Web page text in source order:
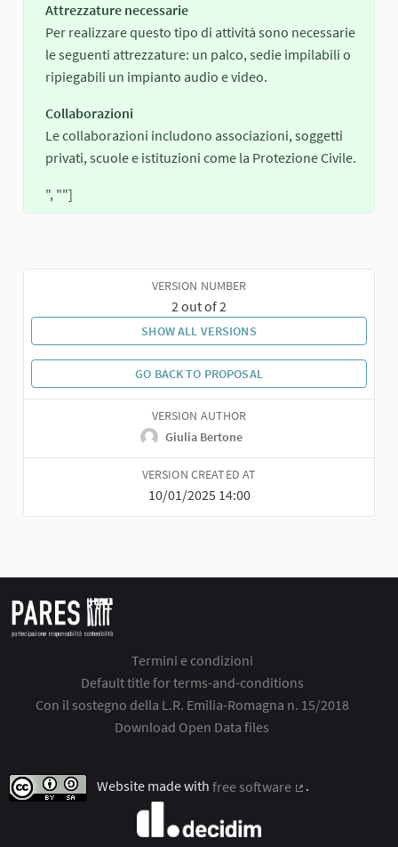
Attrezzature necessarie
Per realizzare questo tipo di attività sono necessarie
le seguenti attrezzature: un palco, sedie impilabili o
ripiegabili un impianto audio e video.
Collaborazioni
Le collaborazioni includono associazioni, soggetti
privati, scuole e istituzioni come la Protezione Civile.
", ""]
VERSION NUMBER
2 out of 2
SHOW ALL VERSIONS
GO BACK TO PROPOSAL
VERSION AUTHOR
Giulia Bertone
VERSION CREATED AT
10/01/2025 14:00
Termini e condizioni
Default title for terms-and-conditions
Con il sostegno della L.R. Emilia-Romagna n. 15/2018
Download Open Data files
Website made with free software
.